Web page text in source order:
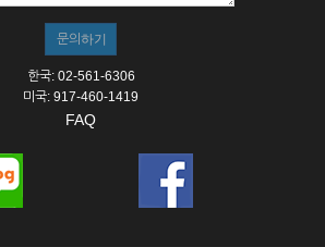
한국: 02-561-6306
미국: 917-460-1419
FAQ